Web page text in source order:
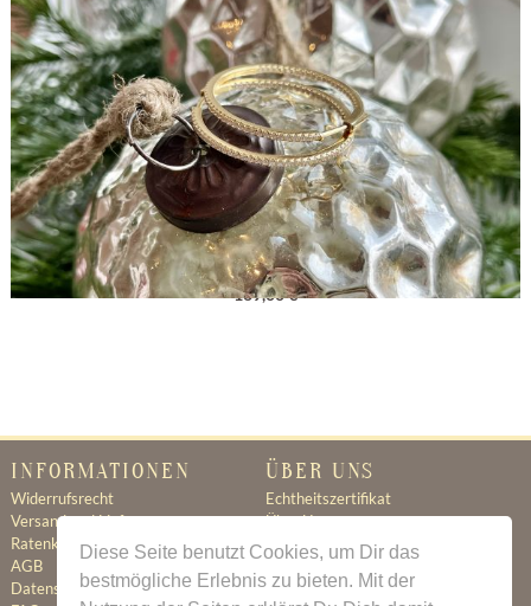
Diese Seite benutzt Cookies, um Dir das
bestmögliche Erlebnis zu bieten. Mit der
Kleine Creolen 925 Silber Gold
169,00 €
INFORMATIONEN
Widerrufsrecht
Versand und Lieferung
Ratenkauf
AGB
Datenschutz
ÜBER UNS
Echtheitszertifikat
Über Uns
Ratenkauf
Newsletter
Kontakt